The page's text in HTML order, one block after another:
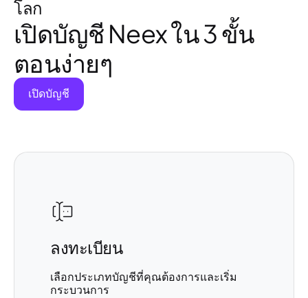
โลก
เปิดบัญชี Neex ใน 3 ขั้น
ตอนง่ายๆ
เปิดบัญชี
ลงทะเบียน
เลือกประเภทบัญชีที่คุณต้องการและเริ่ม
กระบวนการ